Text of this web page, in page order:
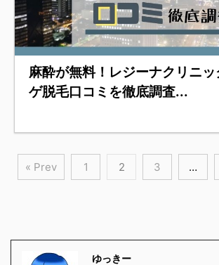
麻酔が無料！レジーナクリニッ
ゲ脱毛口コミを徹底調査...
« Prev 1 2 3 …
ゆっきー